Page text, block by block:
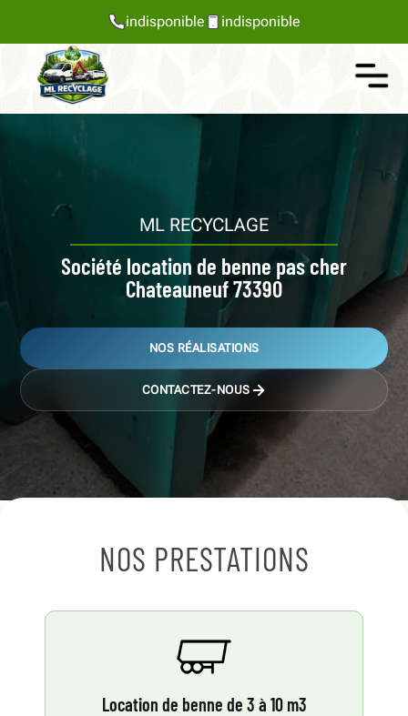
indisponible indisponible
ML RECYCLAGE
Société location de benne pas cher
Chateauneuf 73390
NOS RÉALISATIONS
CONTACTEZ-NOUS
NOS PRESTATIONS
Location de benne de 3 à 10 m3